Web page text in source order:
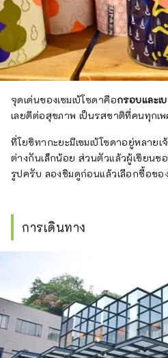
จุดเด่นของเซมเบ้โซดาคือกรอบและเ
เลยดีต่อสุขภาพ เป็นรสชาติที่คนทุกเ
ที่โยชิทากะยะมีเซมเบ้โซดาอยู่หลาย
ต่างกันเล็กน้อย ส่วนตัวแล้วผู้เขียนช
รูปครับ ลองชิมดูก่อนแล้วเลือกซื้อขอ
การเดินทาง